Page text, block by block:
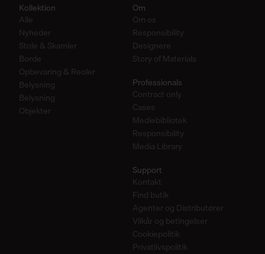
Kollektion
Alle
Nyheder
Stole & Skamler
Borde
Opbevaring & Reoler
Belysning
Belysning
Objekter
Om
Om os
Responsibility
Designere
Story of Materials
Professionals
Contract only
Cases
Mediebibliotek
Responsibility
Media Library
Support
Kontakt
Find butik
Agenter og Distributører
Vilkår og betingelser
Cookiepolitik
Privatlivspolitik